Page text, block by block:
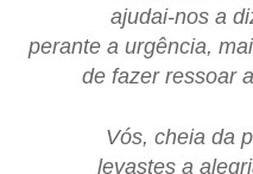
ajudai-nos a
perante a urgência,
de fazer ressoar
Vós, cheia da
levastes a